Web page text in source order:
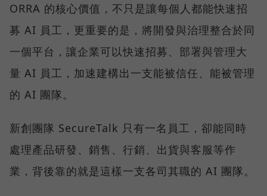
ORRA 的核心價值，不只是讓每個人都能快速招
募 AI 員工，更重要的是，將開發與治理整合於同
一個平台，讓企業可以快速招募、部署與管理大
量 AI 員工，加速建構出一支能被信任、能被管理
的 AI 團隊。
新創團隊 SecureTalk 只有一名員工，卻能同時
處理產品研發、銷售、行銷、出貨與客服等作
業，背後靠的就是這樣一支各司其職的 AI 團隊。